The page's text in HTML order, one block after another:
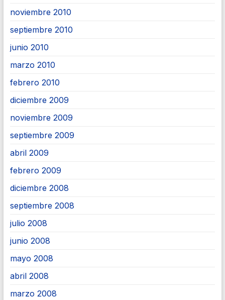
noviembre 2010
septiembre 2010
junio 2010
marzo 2010
febrero 2010
diciembre 2009
noviembre 2009
septiembre 2009
abril 2009
febrero 2009
diciembre 2008
septiembre 2008
julio 2008
junio 2008
mayo 2008
abril 2008
marzo 2008